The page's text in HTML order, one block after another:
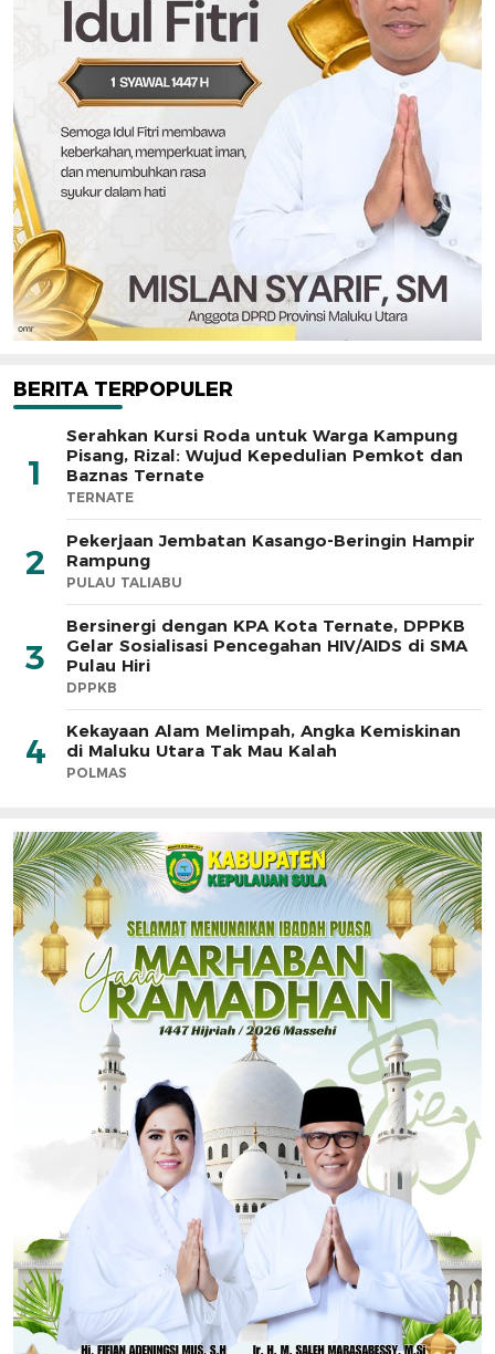
BERITA TERPOPULER
1
Serahkan Kursi Roda untuk Warga Kampung
Pisang, Rizal: Wujud Kepedulian Pemkot dan
Baznas Ternate
TERNATE
2
Pekerjaan Jembatan Kasango-Beringin Hampir
Rampung
PULAU TALIABU
3
Bersinergi dengan KPA Kota Ternate, DPPKB
Gelar Sosialisasi Pencegahan HIV/AIDS di SMA
Pulau Hiri
DPPKB
4
Kekayaan Alam Melimpah, Angka Kemiskinan
di Maluku Utara Tak Mau Kalah
POLMAS